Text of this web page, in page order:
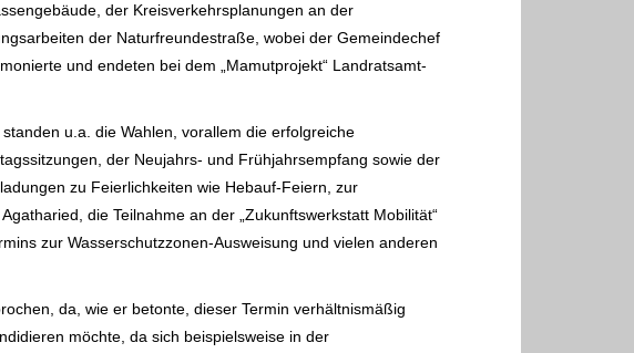
der Kreisverkehrsplanungen an der
der Naturfreundestraße, wobei der Gemeindechef
und endeten bei dem „Mamutprojekt“ Landratsamt-
u.a. die Wahlen, vorallem die erfolgreiche
der Neujahrs- und Frühjahrsempfang sowie der
zu Feierlichkeiten wie Hebauf-Feiern, zur
die Teilnahme an der „Zukunftswerkstatt Mobilität“
zur Wasserschutzzonen-Ausweisung und vielen anderen
da, wie er betonte, dieser Termin verhältnismäßig
möchte, da sich beispielsweise in der